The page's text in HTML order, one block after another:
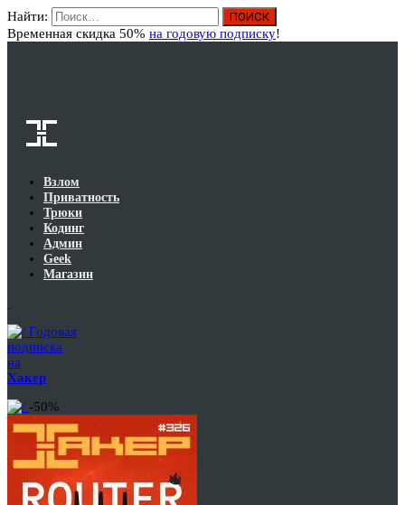
Найти:
Временная скидка 50% на годовую подписку!
Взлом
Приватность
Трюки
Кодинг
Админ
Geek
Магазин
Годовая
подписка
на
Хакер
-50%